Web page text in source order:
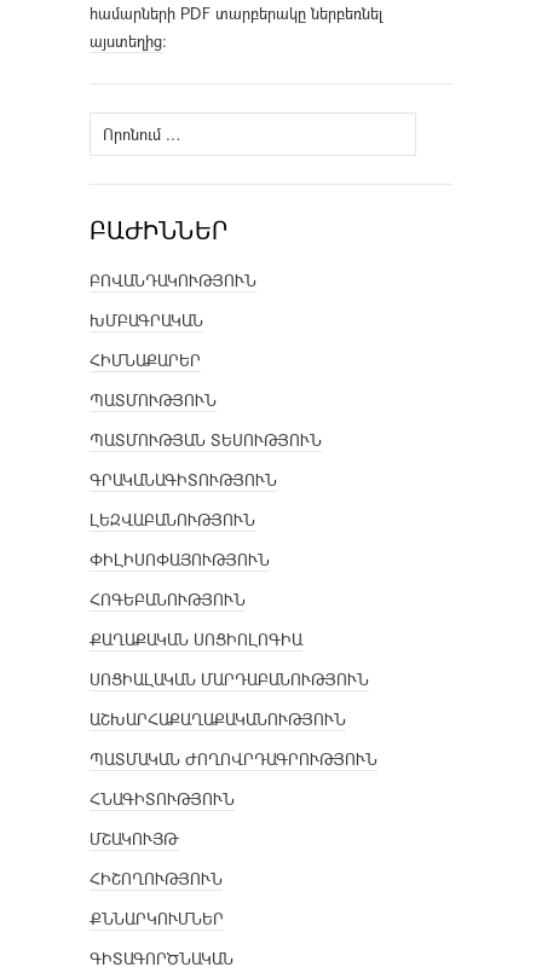
համարների PDF տարբերակը ներբեռնել
այստեղից։
Որոնել՝
ԲԱԺԻՆՆԵՐ
ԲՈՎԱՆԴԱԿՈՒԹՅՈՒՆ
ԽՄԲԱԳՐԱԿԱՆ
ՀԻՄՆԱՔԱՐԵՐ
ՊԱՏՄՈՒԹՅՈՒՆ
ՊԱՏՄՈՒԹՅԱՆ ՏԵՍՈՒԹՅՈՒՆ
ԳՐԱԿԱՆԱԳԻՏՈՒԹՅՈՒՆ
ԼԵԶՎԱԲԱՆՈՒԹՅՈՒՆ
ՓԻԼԻՍՈՓԱՅՈՒԹՅՈՒՆ
ՀՈԳԵԲԱՆՈՒԹՅՈՒՆ
ՔԱՂԱՔԱԿԱՆ ՍՈՑԻՈԼՈԳԻԱ
ՍՈՑԻԱԼԱԿԱՆ ՄԱՐԴԱԲԱՆՈՒԹՅՈՒՆ
ԱՇԽԱՐՀԱՔԱՂԱՔԱԿԱՆՈՒԹՅՈՒՆ
ՊԱՏՄԱԿԱՆ ԺՈՂՈՎՐԴԱԳՐՈՒԹՅՈՒՆ
ՀՆԱԳԻՏՈՒԹՅՈՒՆ
ՄՇԱԿՈՒՅԹ
ՀԻՇՈՂՈՒԹՅՈՒՆ
ՔՆՆԱՐԿՈՒՄՆԵՐ
ԳԻՏԱԳՈՐԾՆԱԿԱՆ